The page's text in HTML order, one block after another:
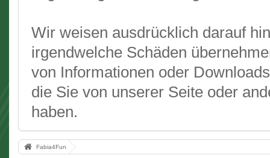
Wir weisen ausdrücklich darauf
irgendwelche Schäden
von Informationen oder
die Sie von unserer Seite oder
haben.
Fabia4Fun